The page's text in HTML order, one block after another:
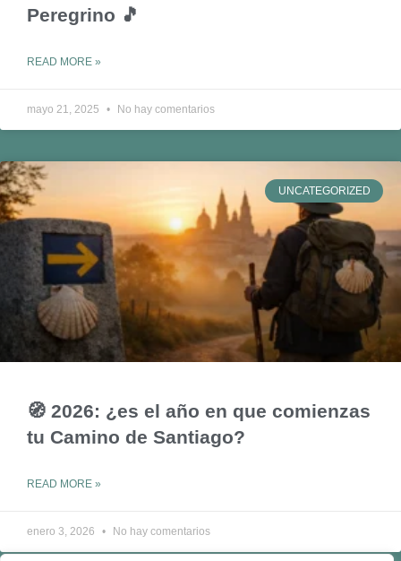
Peregrino 🎵
READ MORE »
mayo 21, 2025 No hay comentarios
UNCATEGORIZED
🧭 2026: ¿es el año en que comienzas
tu Camino de Santiago?
READ MORE »
enero 3, 2026 No hay comentarios